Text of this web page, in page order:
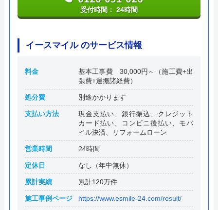
受付時間： 24時間
イースマイル のサービス情報
料金
基本工事費 30,000円～（施工費+出
張費+運搬諸経費）
処分費 別途かかります
支払い方法
現金支払い、銀行振込、クレジット
カード払い、コンビニ後払い、モバ
イル決済、リフォームローン
営業時間 24時間
定休日 なし（年中無休）
累計実績 累計120万件
施工事例ページ https://www.esmile-24.com/result/